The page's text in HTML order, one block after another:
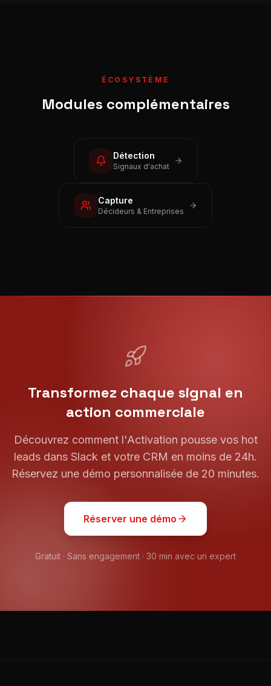
ÉCOSYSTÈME
Modules complémentaires
Détection
Signaux d'achat
Capture
Décideurs & Entreprises
Transformez chaque signal en
action commerciale
Découvrez comment l'Activation pousse vos hot
leads dans Slack et votre CRM en moins de 24h.
Réservez une démo personnalisée de 20 minutes.
Réserver une démo
Gratuit · Sans engagement · 30 min avec un expert